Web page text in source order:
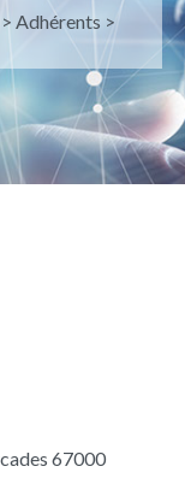
> Adhérents >
67000